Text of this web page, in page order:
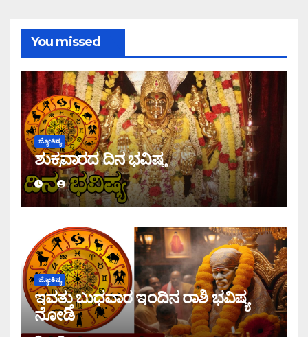
You missed
ಜ್ಯೋತಿಷ್ಯ
ಶುಕ್ರವಾರದ ದಿನ ಭವಿಷ್ಯ
ಜ್ಯೋತಿಷ್ಯ
ಇವತ್ತು ಬುಧವಾರ ಇಂದಿನ ರಾಶಿ ಭವಿಷ್ಯ
ನೋಡಿ